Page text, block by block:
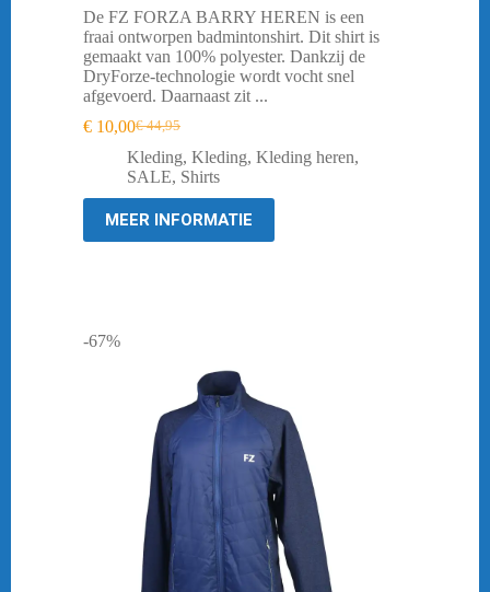
De FZ FORZA BARRY HEREN is een
fraai ontworpen badmintonshirt. Dit shirt is
gemaakt van 100% polyester. Dankzij de
DryForze-technologie wordt vocht snel
afgevoerd. Daarnaast zit ...
€44,95
Oorspronkelijke
prijs
was:
€ 44,95.
€ 10,00Huidige
prijs
is:
€ 10,00.
Kleding, Kleding, Kleding heren,
SALE, Shirts
MEER INFORMATIE
-67%